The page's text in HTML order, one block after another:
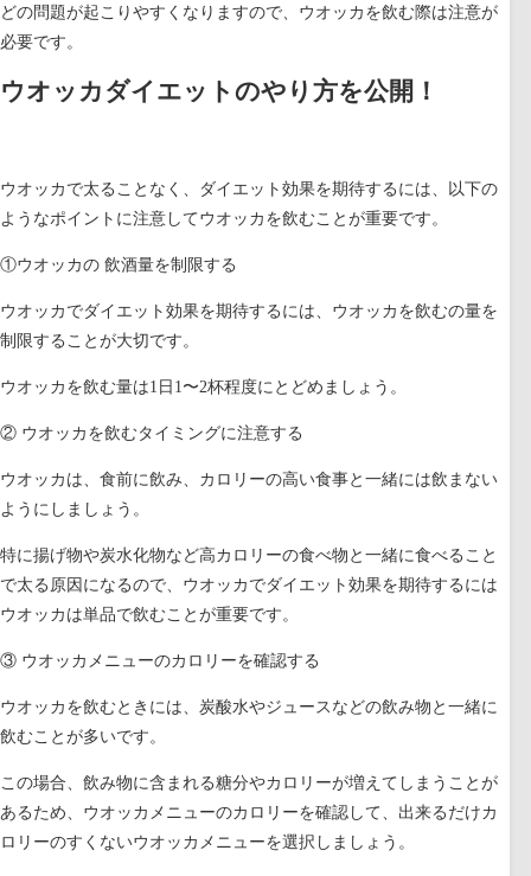
どの問題が起こりやすくなりますので、ウオッカを飲む際は注意が
必要です。
ウオッカダイエットのやり方を公開！
ウオッカで太ることなく、ダイエット効果を期待するには、以下の
ようなポイントに注意してウオッカを飲むことが重要です。
①ウオッカの 飲酒量を制限する
ウオッカでダイエット効果を期待するには、ウオッカを飲むの量を
制限することが大切です。
ウオッカを飲む量は1日1〜2杯程度にとどめましょう。
② ウオッカを飲むタイミングに注意する
ウオッカは、食前に飲み、カロリーの高い食事と一緒には飲まない
ようにしましょう。
特に揚げ物や炭水化物など高カロリーの食べ物と一緒に食べること
で太る原因になるので、ウオッカでダイエット効果を期待するには
ウオッカは単品で飲むことが重要です。
③ ウオッカメニューのカロリーを確認する
ウオッカを飲むときには、炭酸水やジュースなどの飲み物と一緒に
飲むことが多いです。
この場合、飲み物に含まれる糖分やカロリーが増えてしまうことが
あるため、ウオッカメニューのカロリーを確認して、出来るだけカ
ロリーのすくないウオッカメニューを選択しましょう。